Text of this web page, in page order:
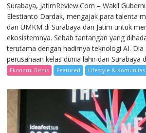
Surabaya, JatimReview.Com – Wakil
Elestianto Dardak, mengajak para talenta
dan UMKM di Surabaya dan Jatim untuk
ekosistemnya. Sebab tantangan yang
terutama dengan hadirnya teknologi AI.
perusahaan kelas dunia lahir dari Surabaya
Ekonomi Bisnis Featured Lifestyle & Komunitas